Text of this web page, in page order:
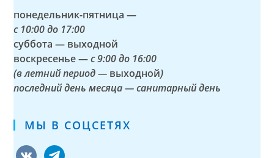
понедельник-пятница —
с 10:00 до 17:00
суббота — выходной
воскресенье —с 9:00 до 16:00
(в летний период — выходной)
последний день месяца — санитарный день
МЫ В СОЦСЕТЯХ
vkontaktetelegram